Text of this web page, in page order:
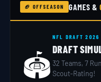
🏈 OFFSEASON GAMES &
🏟️
NFL DRAFT 2026
DRAFT
32 Teams, 7
Scout-Rating!